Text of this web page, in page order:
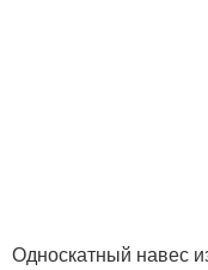
Односкатный навес